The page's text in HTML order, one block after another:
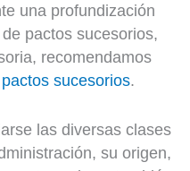
una profundización
pactos sucesorios,
recomendamos
sucesorios.
las diversas clases
su origen,